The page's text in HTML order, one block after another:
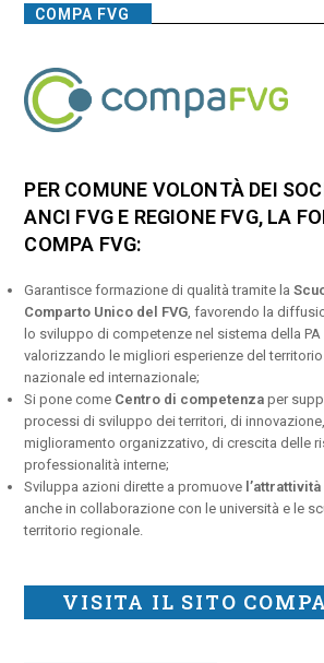
COMPA FVG
PER COMUNE VOLONTÀ DEI
ANCI FVG E REGIONE FVG, LA
COMPA FVG:
Garantisce formazione di qualità tramite la
Comparto Unico del FVG , favorendo la
lo sviluppo di competenze nel sistema della PA
valorizzando le migliori esperienze del territorio
nazionale ed internazionale;
Si pone come Centro di competenza per
processi di sviluppo dei territori, di
miglioramento organizzativo, di crescita delle
professionalità interne;
Sviluppa azioni dirette a promuove
anche in collaborazione con le università e le
territorio regionale.
VISITA IL SITO